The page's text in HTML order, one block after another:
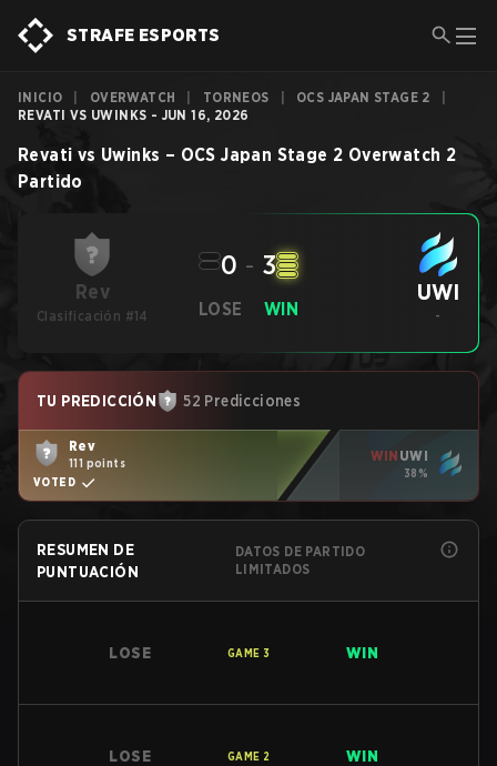
STRAFE ESPORTS
INICIO OVERWATCH TORNEOS OCS JAPAN STAGE 2
REVATI VS UWINKS - JUN 16, 2026
Revati vs Uwinks – OCS Japan Stage 2 Overwatch 2
Partido
Rev
Clasificación #14 LOSE
0 - 3
WIN
UWI
-
TU PREDICCIÓN 52 Predicciones
Rev
111 points
VOTED
WIN UWI
38%
RESUMEN DE
PUNTUACIÓN
DATOS DE PARTIDO
LIMITADOS
LOSE GAME 3 WIN
LOSE GAME 2 WIN